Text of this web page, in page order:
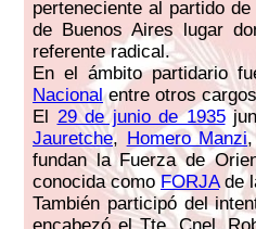
perteneciente al partido
de Buenos Aires lugar
referente radical.
En el ámbito partidario
Nacionalentre otros
El 29 de junio de 1935
Jauretche, Homero Manzi,
fundan la Fuerza de
conocida comoFORJAde
También participó del